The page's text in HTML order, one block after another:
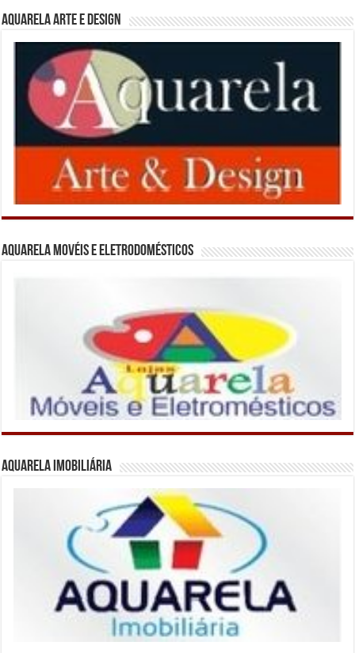
Aquarela Arte e Design
Aquarela Movéis e Eletrodomésticos
Aquarela Imobiliária